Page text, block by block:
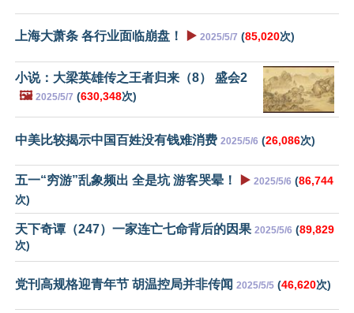
上海大萧条 各行业面临崩盘！ ▶️ 2025/5/7 (85,020次)
小说：大梁英雄传之王者归来（8） 盛会2
🖼️ 2025/5/7 (630,348次)
中美比较揭示中国百姓没有钱难消费 2025/5/6 (26,086次)
五一“穷游”乱象频出 全是坑 游客哭晕！ ▶️ 2025/5/6 (86,744
次)
天下奇谭（247）一家连亡七命背后的因果 2025/5/6 (89,829
次)
党刊高规格迎青年节 胡温控局并非传闻 2025/5/5 (46,620次)